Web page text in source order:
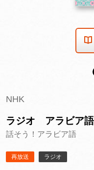
NHK
ラジオ アラビア
話そう！アラビア語
再放送 ラジオ